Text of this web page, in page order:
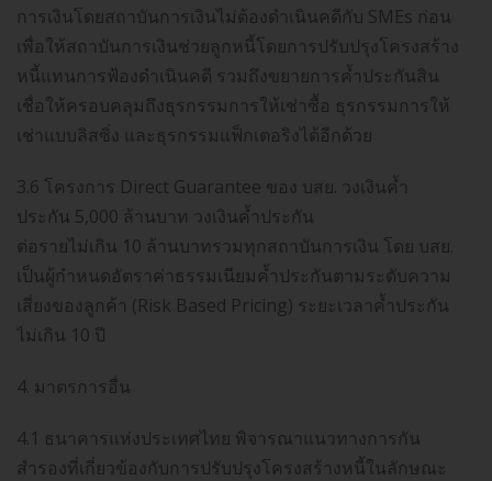
การเงินโดยสถาบันการเงินไม่ต้องดำเนินคดีกับ SMEs ก่อน
เพื่อให้สถาบันการเงินช่วยลูกหนี้โดยการปรับปรุงโครงสร้าง
หนี้แทนการฟ้องดำเนินคดี รวมถึงขยายการค้ำประกันสิน
เชื่อให้ครอบคลุมถึงธุรกรรมการให้เช่าซื้อ ธุรกรรมการให้
เช่าแบบลิสซิ่ง และธุรกรรมแฟ็กเตอริงได้อีกด้วย
3.6 โครงการ Direct Guarantee ของ บสย. วงเงินค้ำ
ประกัน 5,000 ล้านบาท วงเงินค้ำประกัน
ต่อรายไม่เกิน 10 ล้านบาทรวมทุกสถาบันการเงิน โดย บสย.
เป็นผู้กำหนดอัตราค่าธรรมเนียมค้ำประกันตามระดับความ
เสี่ยงของลูกค้า (Risk Based Pricing) ระยะเวลาค้ำประกัน
ไม่เกิน 10 ปี
4. มาตรการอื่น
4.1 ธนาคารแห่งประเทศไทย พิจารณาแนวทางการกัน
สำรองที่เกี่ยวข้องกับการปรับปรุงโครงสร้างหนี้ในลักษณะ